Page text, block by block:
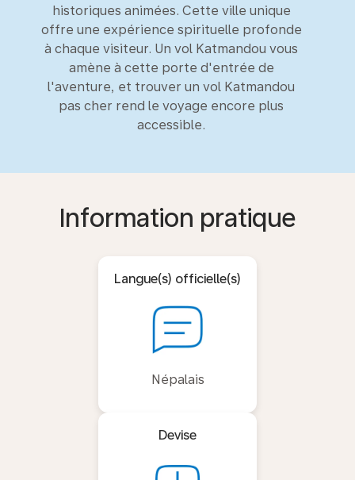
historiques animées. Cette ville unique
offre une expérience spirituelle profonde
à chaque visiteur. Un vol Katmandou vous
amène à cette porte d'entrée de
l'aventure, et trouver un vol Katmandou
pas cher rend le voyage encore plus
accessible.
Information pratique
Langue(s) officielle(s)
Népalais
Devise